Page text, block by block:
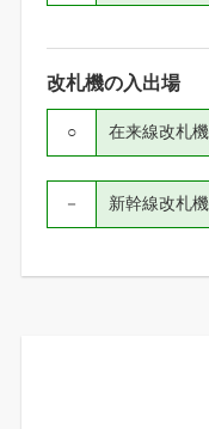
改札機の入出場
在来線改札機
○
新幹線改札機
－